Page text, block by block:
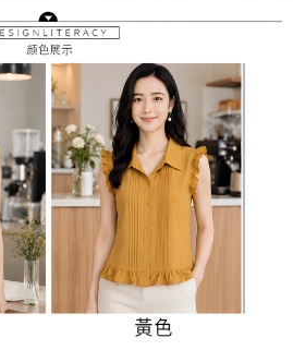
，將依據個別帳號之用戶狀況，依本公司即
仍有額度不足之情形，本公司將視審查結果
用他人資訊註冊。若發現惡意使用之情形，
止該用戶之使用額度並採取法律行動。
上)免運費
查看運費